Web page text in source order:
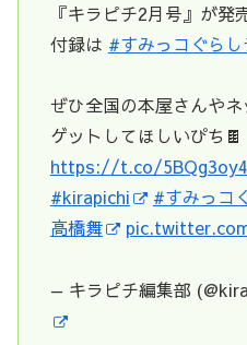
『キラピチ2月号』が発
付録は #すみっコぐら
ぜひ全国の本屋さんや
ゲットしてほしいぴち🍫
https://t.co/
#kirapichi
#すみっコ
高橋舞
— キラピチ編集部